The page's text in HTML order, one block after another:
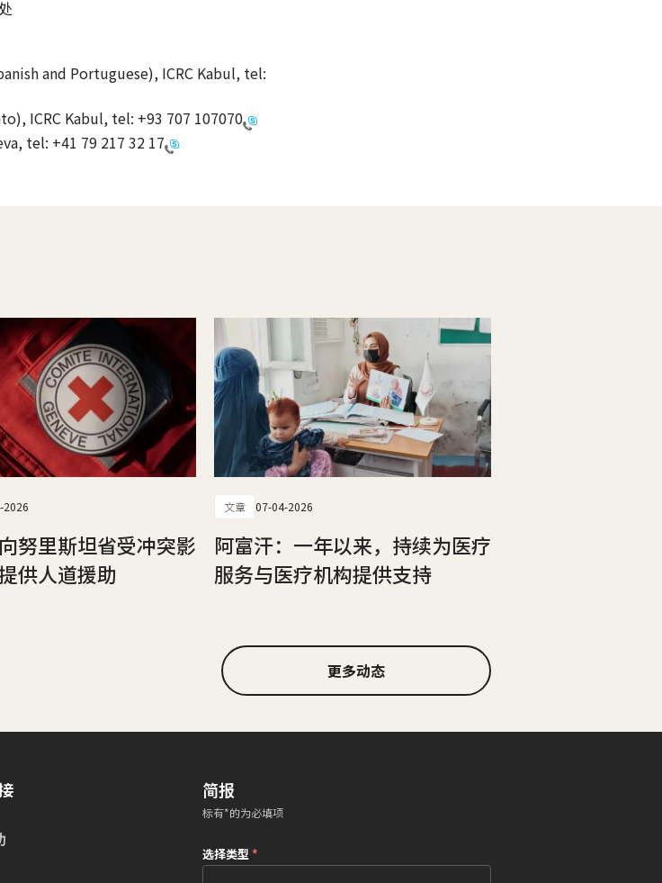
and Portuguese), ICRC Kabul, tel:
ICRC Kabul, tel: +93 707 107070
tel: +41 79 217 32 17
2026
努里斯坦省受冲突影
供人道援助
文章 07-04-2026
阿富汗：一年以来，持续为医疗
服务与医疗机构提供支持
更多动态
简报
标有*的为必填项
选择类型*